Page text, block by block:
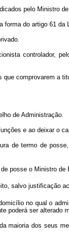
pelo Ministro
do artigo 61 da
controlador,
a
de Administração.
e ao deixar o
termo de posse,
posse o Ministro de
salvo justificação
no qual o
poderá ser alterado
dos seus